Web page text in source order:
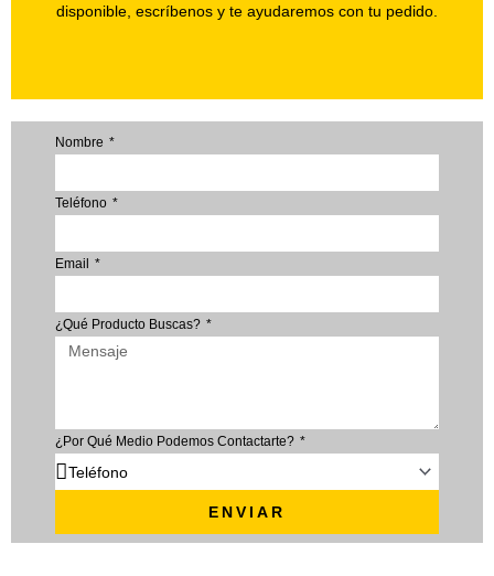
disponible, escríbenos y te ayudaremos con tu pedido.
Nombre
Teléfono
Email
¿Qué Producto Buscas?
¿Por Qué Medio Podemos Contactarte?
ENVIAR